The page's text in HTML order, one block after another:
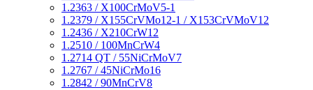
1.2363 / X100CrMoV5-1
1.2379 / X155CrVMo12-1 / X153CrVMoV12
1.2436 / X210CrW12
1.2510 / 100MnCrW4
1.2714 QT / 55NiCrMoV7
1.2767 / 45NiCrMo16
1.2842 / 90MnCrV8